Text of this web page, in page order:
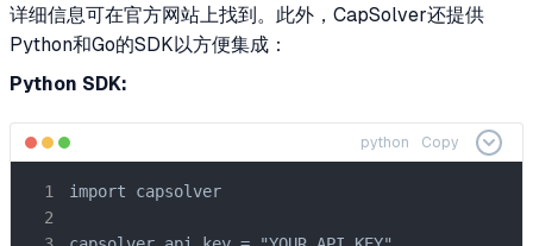
详细信息可在官方网站上找到。此外，CapSolver还提供
Python和Go的SDK以方便集成：
Python SDK:
python Copy
import capsolver